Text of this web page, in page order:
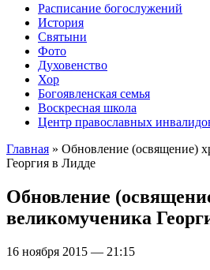
Расписание богослужений
История
Святыни
Фото
Духовенство
Хор
Богоявленская семья
Воскресная школа
Центр православных
Вы здесь
Главная » Обновление (освящение)
Георгия в Лидде
Обновление
великомученика
16 ноября 2015 — 21:15